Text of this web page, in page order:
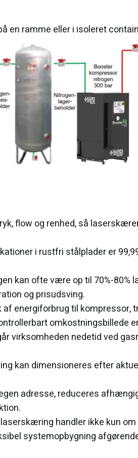
en ramme eller i isoleret
flow og renhed, så
i rustfri stålplader er
kan ofte være op til 70%-80%
og prisudsving.
energiforbrug til
omkostningsbillede
virksomheden nedetid ved
kan dimensioneres efter
adresse, reduceres
handler ikke kun
systemopbygning